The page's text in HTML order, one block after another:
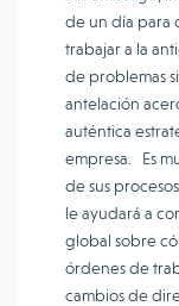
de un día para
trabajar a la
de problemas
antelación
auténtica
empresa. Es
de sus
le ayudará a
global sobre
órdenes de
cambios de